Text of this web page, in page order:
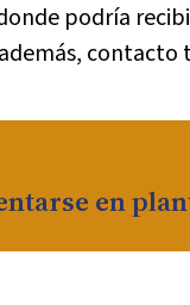
podría
en